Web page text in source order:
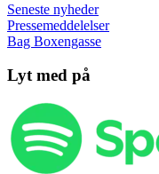
Seneste nyheder
Pressemeddelelser
Bag Boxengasse
Lyt med på